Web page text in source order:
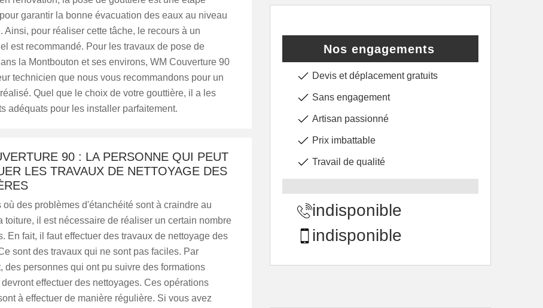
garantir la bonne évacuation des eaux au niveau
Ainsi, pour réaliser cette tâche, le recours à un
est recommandé. Pour les travaux de pose de
la Montbouton et ses environs, WM Couverture 90
technicien que nous vous recommandons pour un
Quel que le choix de votre gouttière, il a les
adéquats pour les installer parfaitement.
90 : LA PERSONNE QUI PEUT
LES TRAVAUX DE NETTOYAGE DES
où des problèmes d'étanchéité sont à craindre au
toiture, il est nécessaire de réaliser un certain nombre
En fait, il faut effectuer des travaux de nettoyage des
sont des travaux qui ne sont pas faciles. Par
des personnes qui ont pu suivre des formations
effectuer des nettoyages. Ces opérations
à effectuer de manière régulière. Si vous avez
Nos engagements
Devis et déplacement gratuits
Sans engagement
Artisan passionné
Prix imbattable
Travail de qualité
indisponible
indisponible